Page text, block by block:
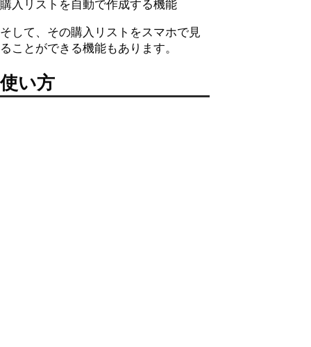
購入リストを自動で作成する機能
そして、その購入リストをスマホで見
ることができる機能もあります。
使い方